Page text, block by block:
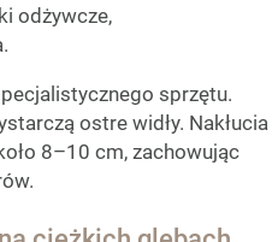
odżywcze,
sprzętu.
ostre widły. Nakłucia
8–10 cm, zachowując